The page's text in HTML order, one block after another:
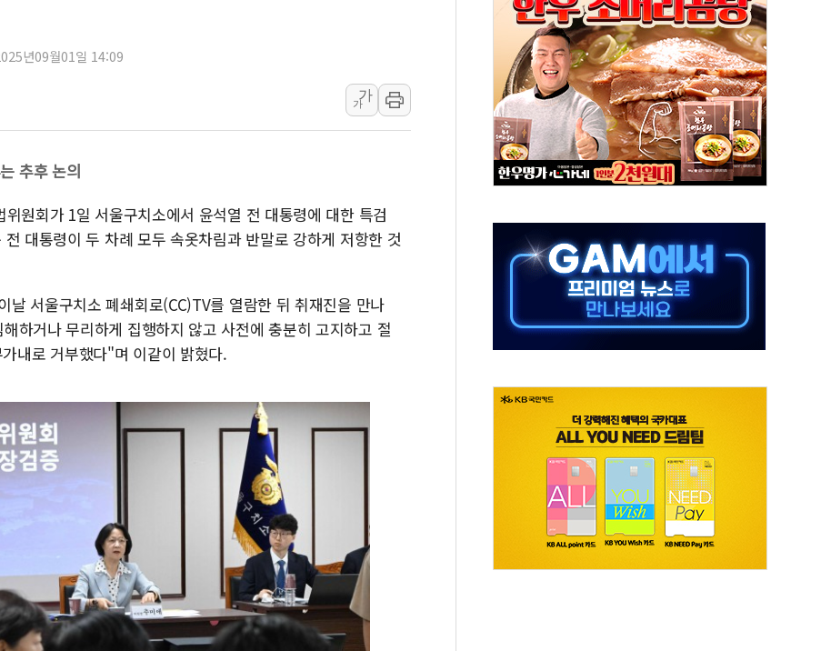
'호우 특보' 경북 울진 시간당 20~30mm 강한 비...가뭄 해소될 듯
주말 무더위·열대야 지속…내륙 곳곳 소나기
오세훈 "용산공원 주택 검토, 민주당 스스로 원칙 뒤집는 것"
충북 주말 무더위 지속…청주·진천 35도, 곳곳 소나기
10월 보완수사권 폐지·공소청 출범…피해자들 '범죄 사각지대' 우려
한상협, 업계 개인정보 보안 새판 짠다…'자율규제단체' 타진
민주당, 오늘 제주·인천 경선 발표...김민석 '재역전' vs 정청래 '격차 확대'
뉴욕증시, 고용 쇼크에 금리 인상 우려 후퇴…S&P500 최고치
트럼프, 쿡 연준 이사 해임 재추진…"26일까지 의혹 소명" 요구
년09월01일 14:09
가
가
추후 논의
원회가 1일 서울구치소에서 윤석열 전 대통령에 대한 특검
대통령이 두 차례 모두 속옷차림과 반말로 강하게 저항한 것
날 서울구치소 폐쇄회로(CC)TV를 열람한 뒤 취재진을 만나
하거나 무리하게 집행하지 않고 사전에 충분히 고지하고 절
내로 거부했다"며 이같이 밝혔다.